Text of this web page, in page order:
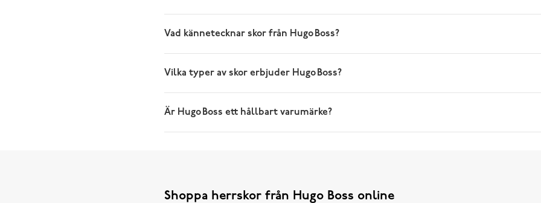
Vad kännetecknar skor från Hugo Boss?
Vilka typer av skor erbjuder Hugo Boss?
Är Hugo Boss ett hållbart varumärke?
Shoppa herrskor från Hugo Boss online